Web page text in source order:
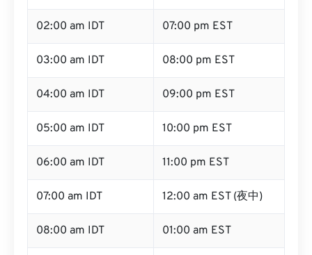
02:00 am IDT 07:00 pm EST
03:00 am IDT 08:00 pm EST
04:00 am IDT 09:00 pm EST
05:00 am IDT 10:00 pm EST
06:00 am IDT 11:00 pm EST
07:00 am IDT 12:00 am EST (夜中)
08:00 am IDT 01:00 am EST